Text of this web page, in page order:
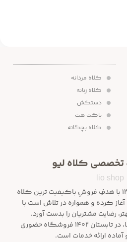
کلاه مردانه
کلاه زنانه
دستکش
باکت هت
کلاه بچگانه
کلاه لیو
lio shop
فروشگاه لیـــو در سال ۱۳۹۹ با هدفِ فروشِ باکیفیت ترین کلاه
آغاز کرده و همواره در تلاش است با
رضایت مشتریان را بدست آورد.
با همراهی و استقبالِ شما، در تابستان ۱۴۰۲ فروشگاه حضوری
ارائه خدمات است.